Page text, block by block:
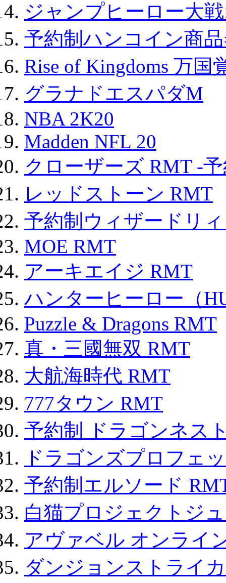
ジャンプヒーロー大
予約制ハンコイン商
Rise of Kingdoms 万
グラナドエスパダM
NBA 2K20
Madden NFL 20
クローザーズ RMT -
レッドストーン RMT
予約制ウィザードリ
MOE RMT
アーキエイジ RMT
ハンターヒーロー（
Puzzle & Dragons RMT
真・三國無双 RMT
大航海時代 RMT
777タウン RMT
予約制 ドラゴンネス
ドラゴンズプロフェ
予約制エルソード
白猫プロジェクトジ
アヴァベル オンライ
ダンジョンストライ